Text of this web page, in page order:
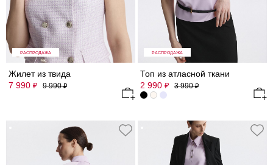
РАСПРОДАЖА
Жилет из твида
7 990 ₽ 9 990₽
РАСПРОДАЖА
Топ из атласной ткани
2 990 ₽ 3 990₽